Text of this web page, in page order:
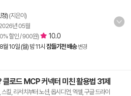
정) (지은이)
년 05월
할인 / 900원) 10.0
8월 10일 (월) 밤 11시 잠들기전 배송 변경
클로드 MCP 커넥터 미친 활용법 31제
킬, 리서치부터 노션, 옵시디언, 엑셀, 구글 드라이